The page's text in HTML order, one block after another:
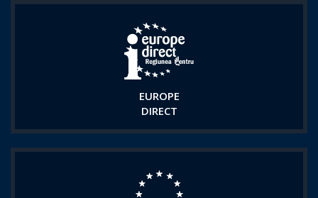
EUROPE
DIRECT